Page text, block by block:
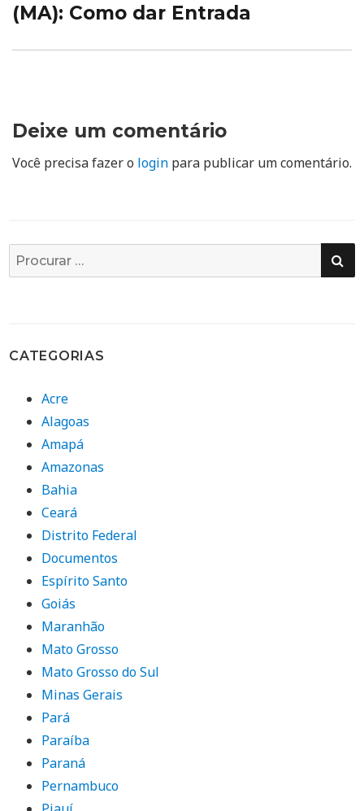
(MA): Como dar Entrada
Deixe um comentário
Você precisa fazer o login para publicar um comentário.
Busca
por:
CATEGORIAS
Acre
Alagoas
Amapá
Amazonas
Bahia
Ceará
Distrito Federal
Documentos
Espírito Santo
Goiás
Maranhão
Mato Grosso
Mato Grosso do Sul
Minas Gerais
Pará
Paraíba
Paraná
Pernambuco